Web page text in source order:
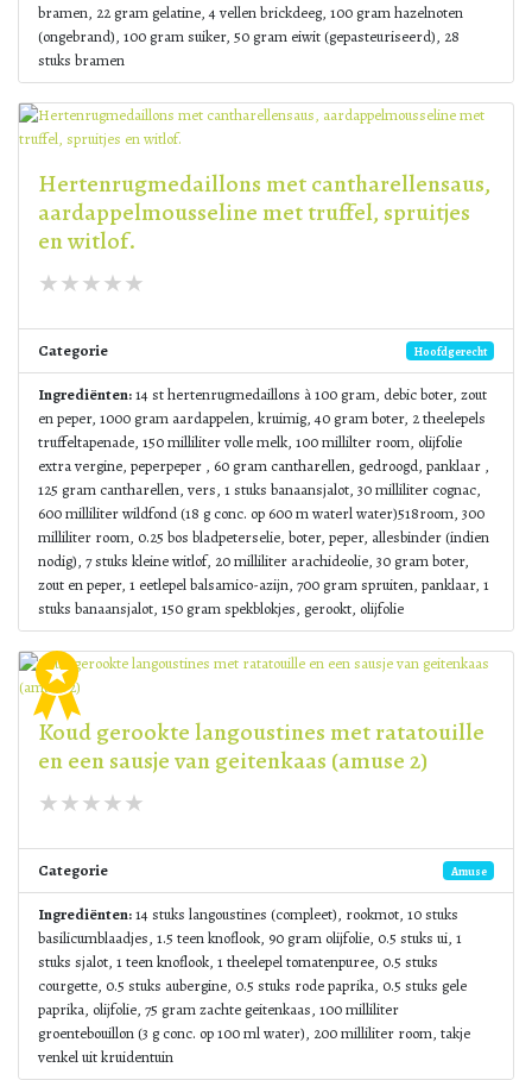
bramen, 22 gram gelatine, 4 vellen brickdeeg, 100 gram hazelnoten
(ongebrand), 100 gram suiker, 50 gram eiwit (gepasteuriseerd), 28
stuks bramen
Hertenrugmedaillons met cantharellensaus,
aardappelmousseline met truffel, spruitjes
en witlof.
Categorie Hoofdgerecht
Ingrediënten:14 st hertenrugmedaillons à 100 gram, debic boter, zout
en peper, 1000 gram aardappelen, kruimig, 40 gram boter, 2 theelepels
truffeltapenade, 150 milliliter volle melk, 100 millilter room, olijfolie
extra vergine, peperpeper , 60 gram cantharellen, gedroogd, panklaar ,
125 gram cantharellen, vers, 1 stuks banaansjalot, 30 milliliter cognac,
600 milliliter wildfond (18 g conc. op 600 m waterl water)518room, 300
milliliter room, 0.25 bos bladpeterselie, boter, peper, allesbinder (indien
nodig), 7 stuks kleine witlof, 20 milliliter arachideolie, 30 gram boter,
zout en peper, 1 eetlepel balsamico-azijn, 700 gram spruiten, panklaar, 1
stuks banaansjalot, 150 gram spekblokjes, gerookt, olijfolie
Koud gerookte langoustines met ratatouille
en een sausje van geitenkaas (amuse 2)
Categorie Amuse
Ingrediënten:14 stuks langoustines (compleet), rookmot, 10 stuks
basilicumblaadjes, 1.5 teen knoflook, 90 gram olijfolie, 0.5 stuks ui, 1
stuks sjalot, 1 teen knoflook, 1 theelepel tomatenpuree, 0.5 stuks
courgette, 0.5 stuks aubergine, 0.5 stuks rode paprika, 0.5 stuks gele
paprika, olijfolie, 75 gram zachte geitenkaas, 100 milliliter
groentebouillon (3 g conc. op 100 ml water), 200 milliliter room, takje
venkel uit kruidentuin